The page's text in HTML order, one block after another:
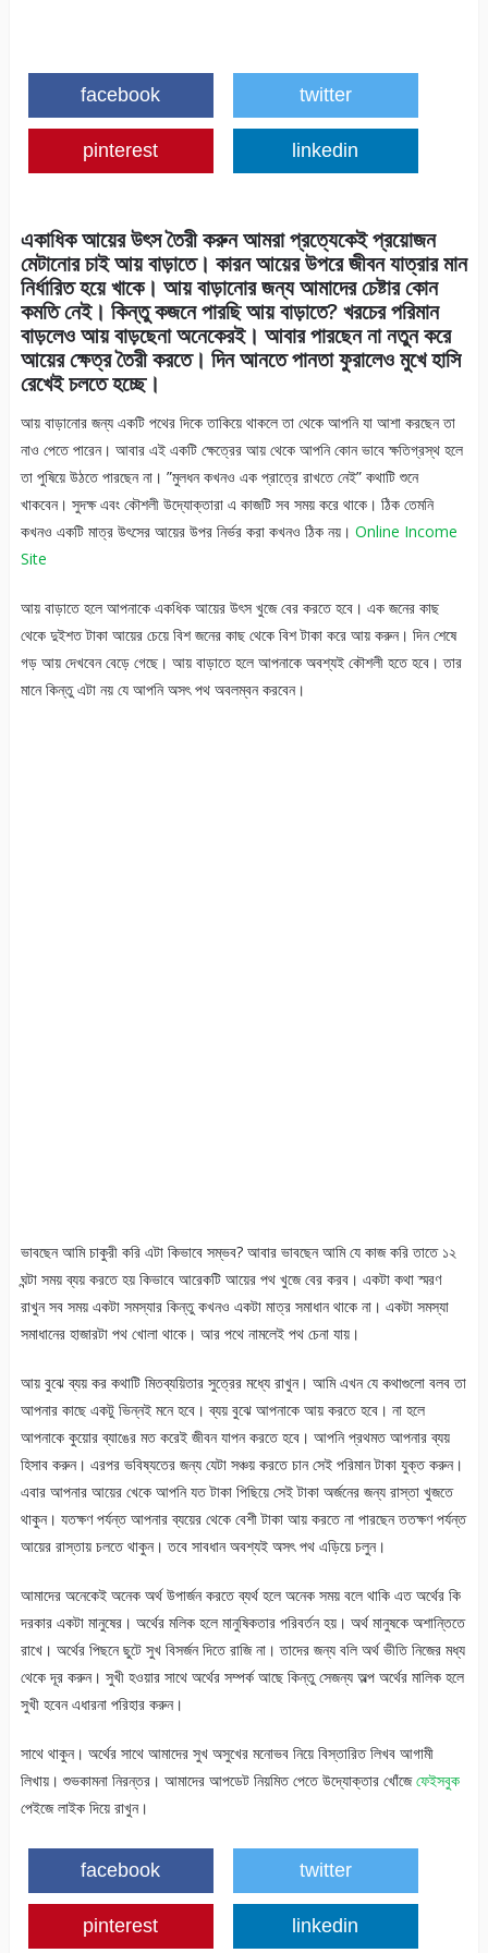
facebook twitter
pinterest linkedin
একাধিক আয়ের উৎস তৈরী করুন আমরা প্রত্যেকেই প্রয়োজন
মেটানোর চাই আয় বাড়াতে। কারন আয়ের উপরে জীবন যাত্রার মান
নির্ধারিত হয়ে খাকে। আয় বাড়ানোর জন্য আমাদের চেষ্টার কোন
কমতি নেই। কিন্তু কজনে পারছি আয় বাড়াতে? খরচের পরিমান
বাড়লেও আয় বাড়ছেনা অনেকেরই। আবার পারছেন না নতুন করে
আয়ের ক্ষেত্র তৈরী করতে। দিন আনতে পানতা ফুরালেও মুখে হাসি
রেখেই চলতে হচ্ছে।
আয় বাড়ানোর জন্য একটি পথের দিকে তাকিয়ে থাকলে তা থেকে আপনি যা আশা করছেন তা
নাও পেতে পারেন। আবার এই একটি ক্ষেত্রের আয় থেকে আপনি কোন ভাবে ক্ষতিগ্রস্থ হলে
তা পুষিয়ে উঠতে পারছেন না। ”মুলধন কখনও এক প্রাত্রে রাখতে নেই” কথাটি শুনে
খাকবেন। সুদক্ষ এবং কৌশলী উদ্যোক্তারা এ কাজটি সব সময় করে থাকে। ঠিক তেমনি
কখনও একটি মাত্র উৎসের আয়ের উপর নির্ভর করা কখনও ঠিক নয়। Online Income
Site
আয় বাড়াতে হলে আপনাকে একধিক আয়ের উৎস খুজে বের করতে হবে। এক জনের কাছ
থেকে দুইশত টাকা আয়ের চেয়ে বিশ জনের কাছ থেকে বিশ টাকা করে আয় করুন। দিন শেষে
গড় আয় দেখবেন বেড়ে গেছে। আয় বাড়াতে হলে আপনাকে অবশ্যই কৌশলী হতে হবে। তার
মানে কিন্তু এটা নয় যে আপনি অসৎ পথ অবলম্বন করবেন।
ভাবছেন আমি চাকুরী করি এটা কিভাবে সম্ভব? আবার ভাবছেন আমি যে কাজ করি তাতে ১২
ঘন্টা সময় ব্যয় করতে হয় কিভাবে আরেকটি আয়ের পথ খুজে বের করব। একটা কথা স্মরণ
রাখুন সব সময় একটা সমস্যার কিন্তু কখনও একটা মাত্র সমাধান থাকে না। একটা সমস্যা
সমাধানের হাজারটা পথ খোলা থাকে। আর পথে নামলেই পথ চেনা যায়।
আয় বুঝে ব্যয় কর কথাটি মিতব্যয়িতার সুত্রের মধ্যে রাখুন। আমি এখন যে কথাগুলো বলব তা
আপনার কাছে একটু ভিন্নই মনে হবে। ব্যয় বুঝে আপনাকে আয় করতে হবে। না হলে
আপনাকে কুয়োর ব্যাঙের মত করেই জীবন যাপন করতে হবে। আপনি প্রথমত আপনার ব্যয়
হিসাব করুন। এরপর ভবিষ্যতের জন্য যেটা সঞ্চয় করতে চান সেই পরিমান টাকা যুক্ত করুন।
এবার আপনার আয়ের খেকে আপনি যত টাকা পিছিয়ে সেই টাকা অর্জনের জন্য রাস্তা খুজতে
থাকুন। যতক্ষণ পর্যন্ত আপনার ব্যয়ের থেকে বেশী টাকা আয় করতে না পারছেন ততক্ষণ পর্যন্ত
আয়ের রাস্তায় চলতে থাকুন। তবে সাবধান অবশ্যই অসৎ পথ এড়িয়ে চলুন।
আমাদের অনেকেই অনেক অর্থ উপার্জন করতে ব্যর্থ হলে অনেক সময় বলে থাকি এত অর্থের কি
দরকার একটা মানুষের। অর্থের মলিক হলে মানুষিকতার পরিবর্তন হয়। অর্থ মানুষকে অশান্তিতে
রাখে। অর্থের পিছনে ‍ছুটে সুখ বিসর্জন দিতে রাজি না। তাদের জন্য বলি অর্থ ভীতি নিজের মধ্য
থেকে দূর করুন। সুখী হওয়ার সাথে অর্থের সম্পর্ক আছে কিন্তু সেজন্য অল্প অর্থের মালিক হলে
সুখী হবেন এধারনা পরিহার করুন।
সাথে থাকুন। অর্থের সাথে আমাদের সুখ অসুখের মনোভব নিয়ে বিস্তারিত লিখব আগামী
লিখায়। শুভকামনা নিরন্তর। আমাদের আপডেট নিয়মিত পেতে উদ্যোক্তার খোঁজেফেইসবুক
পেইজে লাইক দিয়ে রাখুন।
facebook twitter
pinterest linkedin